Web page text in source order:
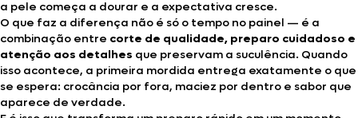
a pele começa a dourar e a expectativa cresce.
O que faz a diferença não é só o tempo no painel — é a
combinação entre corte de qualidade, preparo cuidadoso e
atenção aos detalhes que preservam a suculência. Quando
isso acontece, a primeira mordida entrega exatamente o que
se espera: crocância por fora, maciez por dentro e sabor que
aparece de verdade.